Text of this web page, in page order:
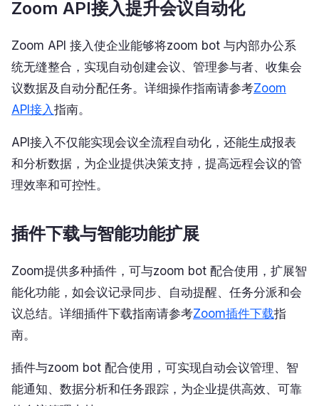
Zoom API接入提升会议自动化
Zoom API 接入使企业能够将zoom bot 与内部办公系
统无缝整合，实现自动创建会议、管理参与者、收集会
议数据及自动分配任务。详细操作指南请参考Zoom
API接入指南。
API接入不仅能实现会议全流程自动化，还能生成报表
和分析数据，为企业提供决策支持，提高远程会议的管
理效率和可控性。
插件下载与智能功能扩展
Zoom提供多种插件，可与zoom bot 配合使用，扩展智
能化功能，如会议记录同步、自动提醒、任务分派和会
议总结。详细插件下载指南请参考Zoom插件下载指
南。
插件与zoom bot 配合使用，可实现自动会议管理、智
能通知、数据分析和任务跟踪，为企业提供高效、可靠